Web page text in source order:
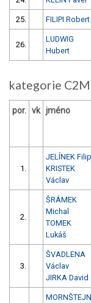
25. FILIPI Robert
26.
LUDWIG
Hubert
kategorie C2M
por. vk jméno
1.
JELÍNEK Filip
KRISTEK
Václav
2.
ŠRÁMEK
Michal
TOMEK
Lukáš
3.
ŠVADLENA
Václav
JIRKA David
MORNŠTEJN